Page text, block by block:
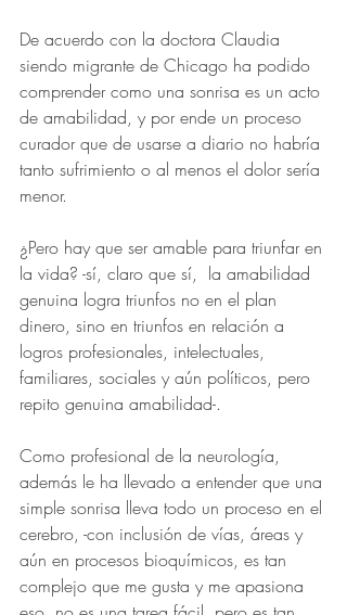
De acuerdo con la doctora Claudia
siendo migrante de Chicago ha podido
comprender como una sonrisa es un acto
de amabilidad, y por ende un proceso
curador que de usarse a diario no habría
tanto sufrimiento o al menos el dolor sería
menor.
¿Pero hay que ser amable para triunfar en
la vida? -sí, claro que sí,  la amabilidad
genuina logra triunfos no en el plan
dinero, sino en triunfos en relación a
logros profesionales, intelectuales,
familiares, sociales y aún políticos, pero
repito genuina amabilidad-.
Como profesional de la neurología,
además le ha llevado a entender que una
simple sonrisa lleva todo un proceso en el
cerebro, -con inclusión de vías, áreas y
aún en procesos bioquímicos, es tan
complejo que me gusta y me apasiona